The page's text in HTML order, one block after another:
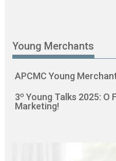
Young Merchants
APCMC Young
3º Young Talks 2025: O
Marketing!